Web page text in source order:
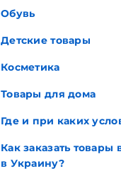
Обувь
Детские товары
Косметика
Товары для дома
Где и при каких
Как заказать
в Украину?